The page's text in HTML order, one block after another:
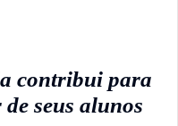
contribui para
seus alunos